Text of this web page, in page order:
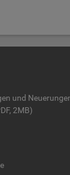
und
2MB)